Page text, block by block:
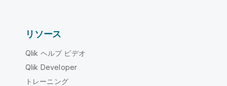
リソース
Qlik ヘルプ ビデオ
Qlik Developer
トレーニング